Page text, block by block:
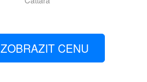
ZOBRAZIT CENU